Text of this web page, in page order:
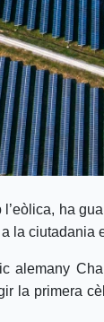
ha
a la ciutadania
alemany
la primera